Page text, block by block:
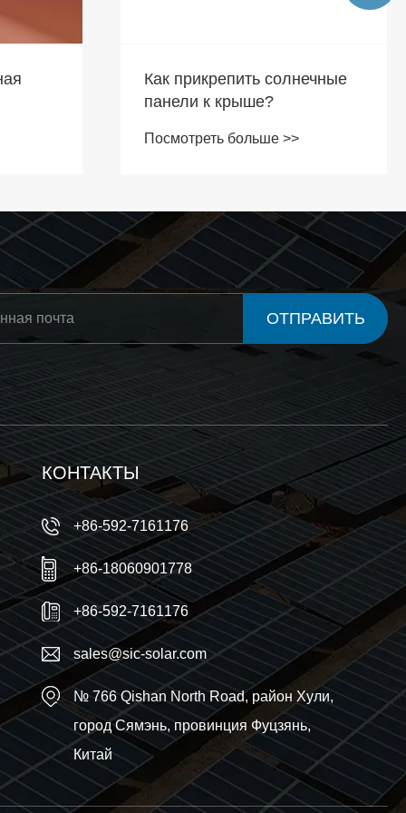
Что такое солнечная
крыша? Насколько
использовании на крыше?
Посмотреть больше >>
ОТПРАВИТЬ
КОНТАКТЫ
+86-592-7161176
+86-18060901778
+86-592-7161176
sales@sic-solar.com
№ 766 Qishan North Road, район Хули,
город Сямэнь, провинция Фуцзянь,
Китай